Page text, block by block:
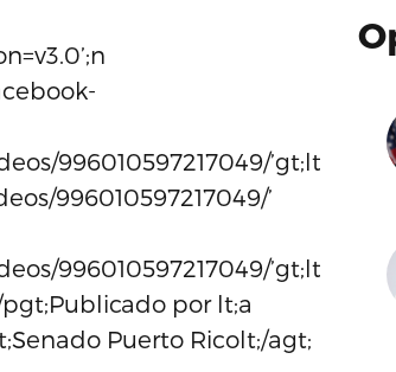
996010597217049/
996010597217049/’
996010597217049/’gt;lt;/
por lt;a
Puerto Ricolt;/agt;